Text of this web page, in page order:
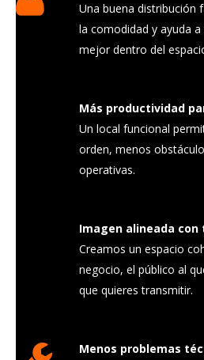
Una buena distribución
la comodidad y ayuda
mejor dentro del
Más productividad
Un local funcional
orden, menos
operativas.
Imagen alineada con
Creamos un espacio
negocio, el público al
que quieres transmitir.
Menos problemas